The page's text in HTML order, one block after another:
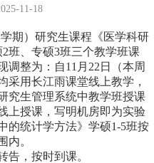
11-18
期）研究生课程《医学科研
班、专硕3班三个教学班课
调整为：自11月22日（本周
采用长江雨课堂线上教学，
究生管理系统中教学班授课
上授课，写明机房即为实验
的统计学方法》学硕1-5班按
内。
告，按时到课。